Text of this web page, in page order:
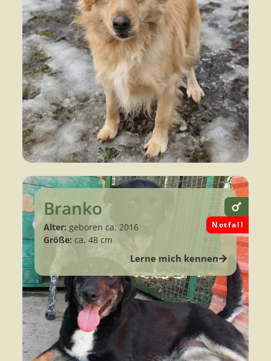
Branko
Alter: geboren ca. 2016
Größe: ca. 48 cm
Lerne mich kennen
Notfall